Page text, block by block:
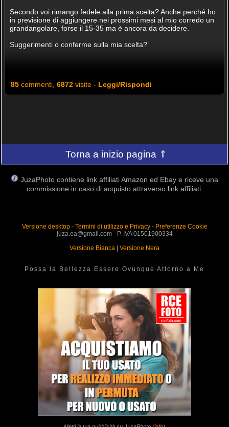
Secondo voi rimango fedele alla prima scelta? Anche perché ho
in previsione di aggiungere nei prossimi mesi al mio corredo un
grandangolare, forse il 15-35 ma è ancora da decidere.
Suggerimenti o conferme sulla mia scelta?
85commenti, 6872visite - Leggi/Rispondi
Torna a inizio pagina ⇑
JuzaPhoto contiene link affiliati Amazon ed Ebay e riceve una
commissione in caso di acquisto attraverso link affiliati.
Versione desktop- Termini di utilizzo e Privacy- Preferenze Cookie
juza.ea@gmail.com - P. IVA 01501900334
Versione Bianca
Versione Nera
Possa la Bellezza Essere Ovunque Attorno a Me